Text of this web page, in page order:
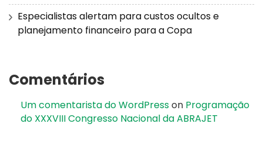
Especialistas alertam para custos ocultos e
planejamento financeiro para a Copa
Comentários
Um comentarista do WordPresson Programação
do XXXVIII Congresso Nacional da ABRAJET